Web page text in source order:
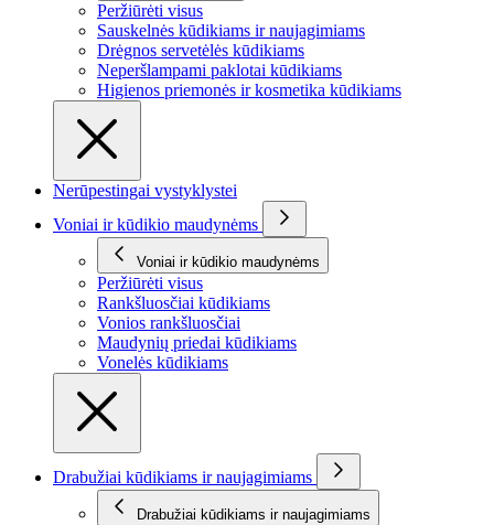
Peržiūrėti visus
Sauskelnės kūdikiams ir naujagimiams
Drėgnos servetėlės kūdikiams
Neperšlampami paklotai kūdikiams
Higienos priemonės ir kosmetika kūdikiams
Nerūpestingai vystyklystei
Voniai ir kūdikio maudynėms
Voniai ir kūdikio maudynėms
Peržiūrėti visus
Rankšluosčiai kūdikiams
Vonios rankšluosčiai
Maudynių priedai kūdikiams
Vonelės kūdikiams
Drabužiai kūdikiams ir naujagimiams
Drabužiai kūdikiams ir naujagimiams